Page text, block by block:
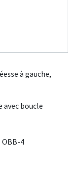
à gauche,
avec boucle
4